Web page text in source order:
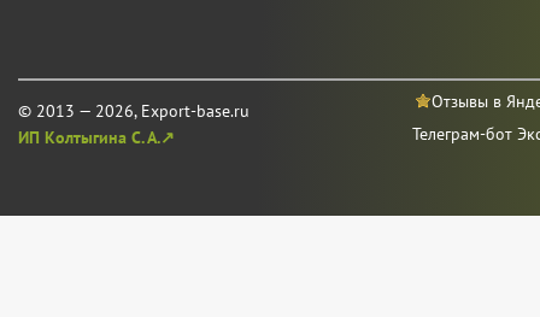
© 2013 — 2026, Export-base.ru
ИП Колтыгина С. А.↗
Отзывы в
Телеграм-бот